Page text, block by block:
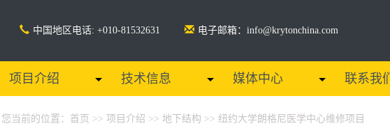
中国地区电话: +010-81532631 电子邮箱：info@krytonchina.com
项目介绍 技术信息 媒体中心 联系我们
您当前的位置： 首页 >> 项目介绍 >> 地下结构 >> 纽约大学朗格尼医学中心维修项目